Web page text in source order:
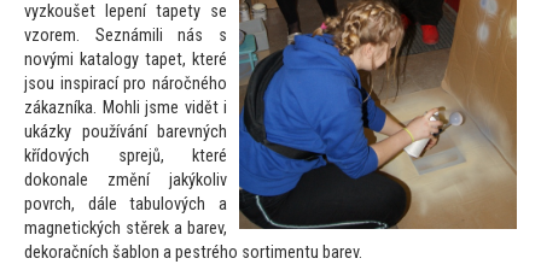
vyzkoušet lepení tapety se
vzorem. Seznámili nás s
novými katalogy tapet, které
jsou inspirací pro náročného
zákazníka. Mohli jsme vidět i
ukázky používání barevných
křídových sprejů, které
dokonale změní jakýkoliv
povrch, dále tabulových a
magnetických stěrek a barev,
dekoračních šablon a pestrého sortimentu barev.